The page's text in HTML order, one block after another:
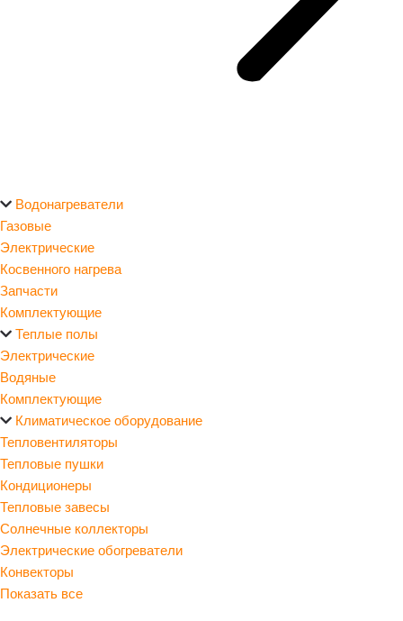
Водонагреватели
Газовые
Электрические
Косвенного нагрева
Запчасти
Комплектующие
Теплые полы
Электрические
Водяные
Комплектующие
Климатическое оборудование
Тепловентиляторы
Тепловые пушки
Кондиционеры
Тепловые завесы
Солнечные коллекторы
Электрические обогреватели
Конвекторы
Показать все